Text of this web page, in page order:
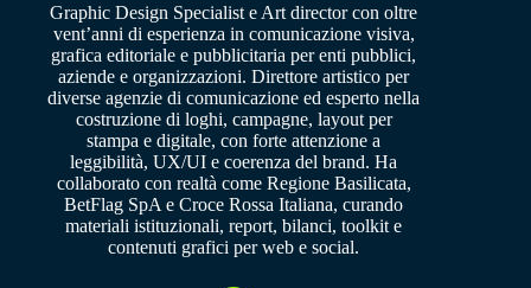
Graphic Design Specialist e Art director con oltre
vent’anni di esperienza in comunicazione visiva,
grafica editoriale e pubblicitaria per enti pubblici,
aziende e organizzazioni. Direttore artistico per
diverse agenzie di comunicazione ed esperto nella
costruzione di loghi, campagne, layout per
stampa e digitale, con forte attenzione a
leggibilità, UX/UI e coerenza del brand. Ha
collaborato con realtà come Regione Basilicata,
BetFlag SpA e Croce Rossa Italiana, curando
materiali istituzionali, report, bilanci, toolkit e
contenuti grafici per web e social.